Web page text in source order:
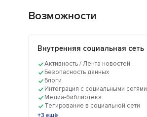
Возможности
Внутренняя социальная сеть
Активность / Лента новостей
Безопасность данных
Блоги
Интеграция с социальными сетями
Медиа-библиотека
Тегирование в социальной сети
+3 ещё